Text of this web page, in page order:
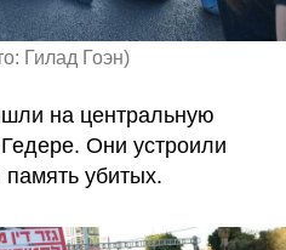
Гилад Гоэн)
на центральную
Они устроили
убитых.